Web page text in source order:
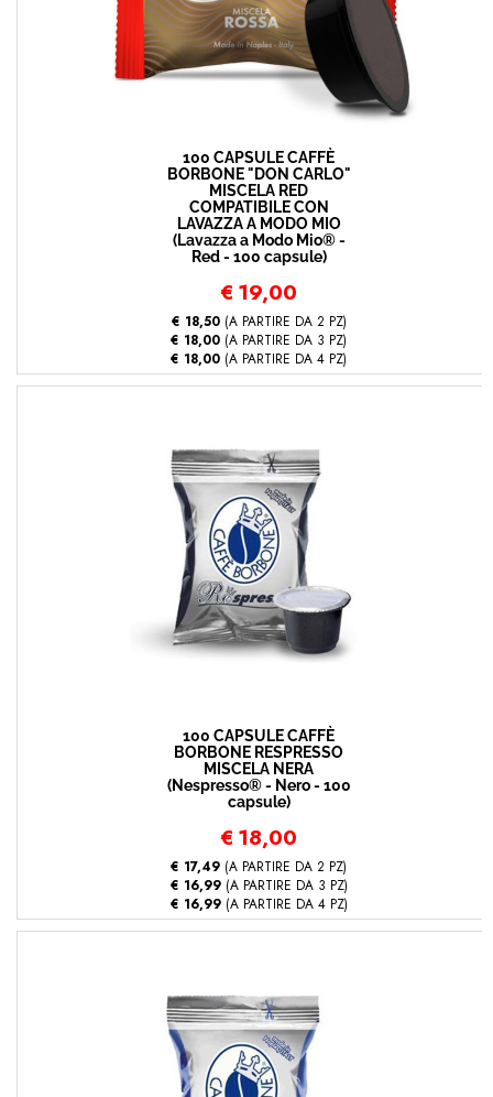
100 CAPSULE CAFFÈ
BORBONE "DON CARLO"
MISCELA RED
COMPATIBILE CON
LAVAZZA A MODO MIO
(Lavazza a Modo Mio® -
Red - 100 capsule)
€ 19,00
€ 18,50(A PARTIRE DA 2 PZ)
€ 18,00 (A PARTIRE DA 3 PZ)
€ 18,00 (A PARTIRE DA 4 PZ)
100 CAPSULE CAFFÈ
BORBONE RESPRESSO
MISCELA NERA
(Nespresso® - Nero - 100
capsule)
€ 18,00
€ 17,49 (A PARTIRE DA 2 PZ)
€ 16,99(A PARTIRE DA 3 PZ)
€ 16,99(A PARTIRE DA 4 PZ)